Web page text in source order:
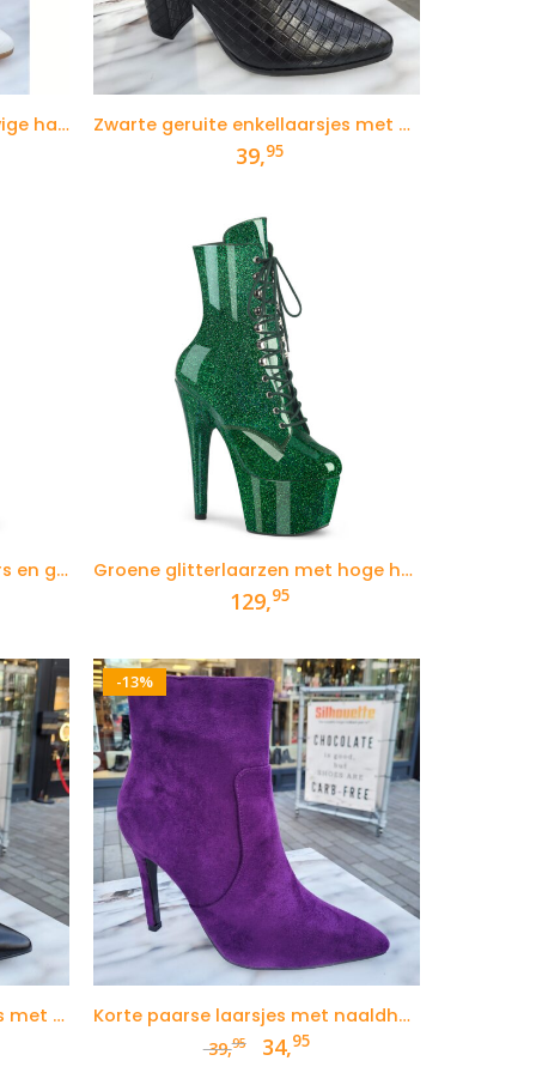
Witte enkellaarzen met stevige hak en ruitpatroon Zwarte geruite enkellaarsjes met blokhak
39,95
Pleaser enkellaars met veters en gespen Groene glitterlaarzen met hoge hak
129,95
Puntige zwarte enkellaarsjes met naaldhak
-13%
Korte paarse laarsjes met naaldhak
39,95 Oorspronkelijke
prijs
34,95Huidige